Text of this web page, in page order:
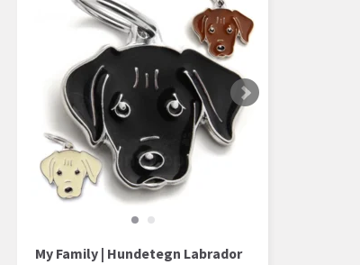
My Family | Hundetegn Labrador